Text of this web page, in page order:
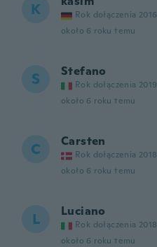
K Rok dołączenia 2016
około 6 roku temu
S Stefano
Rok dołączenia 2019
około 6 roku temu
C Carsten
Rok dołączenia 2018
około 6 roku temu
L Luciano
Rok dołączenia 2018
około 6 roku temu